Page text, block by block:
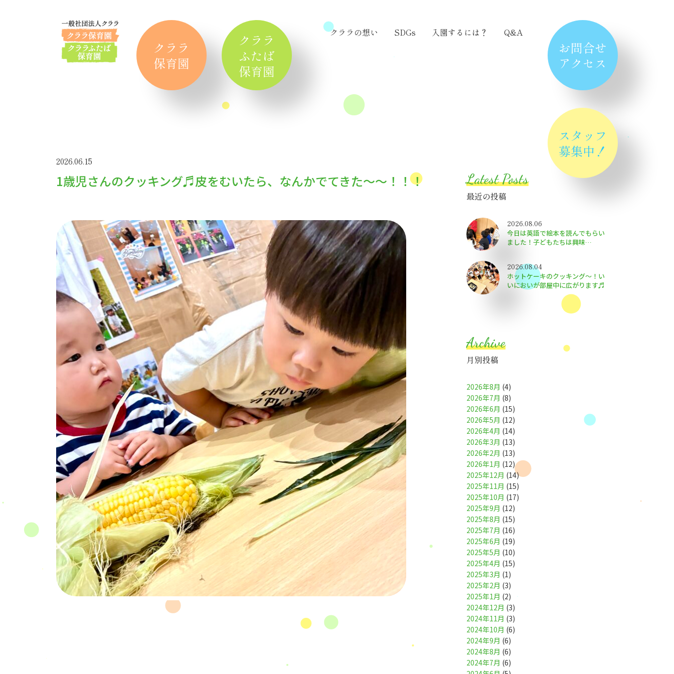
クララ
保育園
クララ
ふたば
保育園
お問合せ
アクセス
スタッフ
募集中！
クララの想い SDGs 入園するには？ Q&A
2026.06.15
1歳児さんのクッキング♬皮をむいたら、なんかでてきた～～！！！ Latest Posts
最近の投稿
2026.08.06
今日は英語で絵本を読んでもらい
ました！子どもたちは興味
2026.08.04
ホットケーキのクッキング～！い
いにおいが部屋中に広がります♬
Archive
月別投稿
2026年8月 (4)
2026年7月 (8)
2026年6月 (15)
2026年5月 (12)
2026年4月 (14)
2026年3月 (13)
2026年2月 (13)
2026年1月 (12)
2025年12月 (14)
2025年11月 (15)
2025年10月 (17)
2025年9月 (12)
2025年8月 (15)
2025年7月 (16)
2025年6月 (19)
2025年5月 (10)
2025年4月 (15)
2025年3月 (1)
2025年2月 (3)
2025年1月 (2)
2024年12月 (3)
2024年11月 (3)
2024年10月 (6)
2024年9月 (6)
2024年8月 (6)
2024年7月 (6)